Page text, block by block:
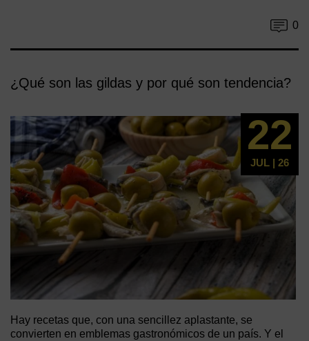
0
¿Qué son las gildas y por qué son tendencia?
22
JUL | 26
Hay recetas que, con una sencillez aplastante, se
convierten en emblemas gastronómicos de un país. Y el